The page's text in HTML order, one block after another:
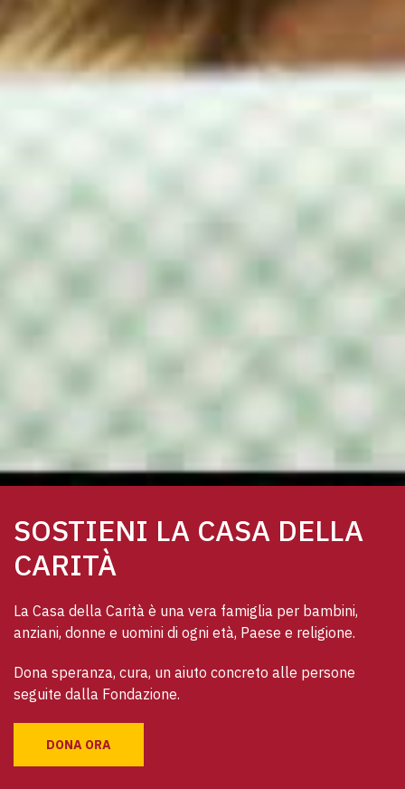
SOSTIENI LA CASA DELLA
CARITÀ
La Casa della Carità è una vera famiglia per bambini,
anziani, donne e uomini di ogni età, Paese e religione.
Dona speranza, cura, un aiuto concreto alle persone
seguite dalla Fondazione.
DONA ORA